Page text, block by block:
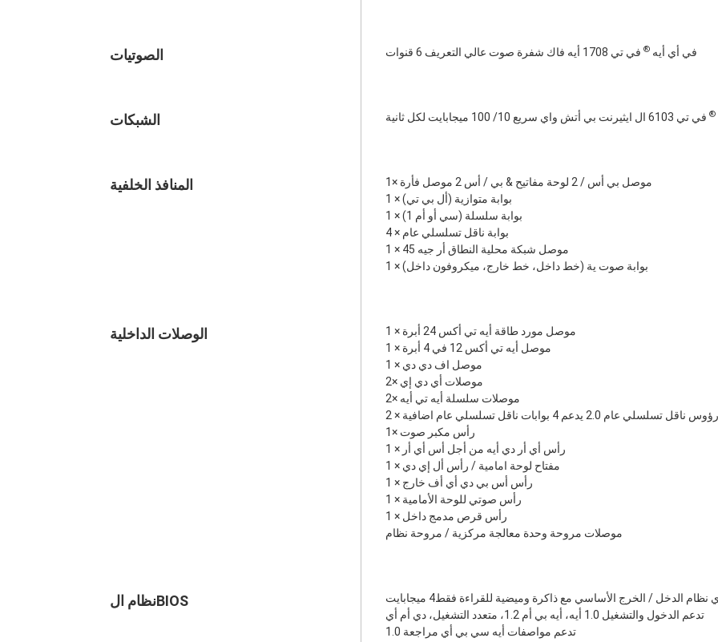
الصوتيات في أي أيه ® في تي 1708 أيه فاك شفرة صوت عالي التعريف 6 قنوات
الشبكات ® في تي 6103 ال ايثيرنت بي أتش واي سريع 10/ 100 ميجابايت لكل ثانية
المنافذ الخلفية
1× موصل بي أس / 2 لوحة مفاتيح & بي / أس 2 موصل فأرة
1 × بوابة متوازية (أل بي تي)
1 × بوابة سلسلة (سي أو أم 1)
4 × بوابة ناقل تسلسلي عام
1 × موصل شبكة محلية النطاق أر جيه 45
1 × بوابة صوت ية (خط داخل، خط خارج، ميكروفون داخل)
الوصلات الداخلية
1 × موصل مورد طاقة أيه تي أكس 24 أبرة
1 × موصل أيه تي أكس 12 في 4 أبرة
1 × موصل اف دي دي
2× موصلات أي دي إي
2× موصلات سلسلة أيه تي أيه
2 × رؤوس ناقل تسلسلي عام 2.0 يدعم 4 بوابات ناقل تسلسلي عام اضافية
1× رأس مكبر صوت
1 × رأس أي أر دي أيه من أجل أس أي أر
1 × مفتاح لوحة امامية / رأس أل إي دي
1 × رأس أس بي دي أي أف خارج
1 × رأس صوتي للوحة الأمامية
1 × رأس قرص مدمج داخل
موصلات مروحة وحدة معالجة مركزية / مروحة نظام
نظام الBIOS
نظام الدخل / الخرج الأساسي مع ذاكرة وميضية للقراءة فقط4 ميجابايت
تدعم الدخول والتشغيل 1.0 أيه، أيه بي أم 1.2، متعدد التشغيل، دي أم أي
تدعم مواصفات أيه سي بي أي مراجعة 1.0